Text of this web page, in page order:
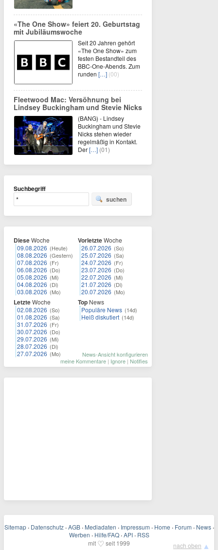
«The One Show» feiert 20. Geburtstag
mit Jubiläumswoche
Seit 20 Jahren gehört
«The One Show» zum
festen Bestandteil des
BBC-One-Abends. Zum
runden […] (00)
Fleetwood Mac: Versöhnung bei
Lindsey Buckingham und Stevie Nicks
(BANG) - Lindsey
Buckingham und Stevie
Nicks stehen wieder
regelmäßig in Kontakt.
Der[…] (01)
Suchbegriff
suchen
DieseWoche
09.08.2026 (Heute)
08.08.2026 (Gestern)
07.08.2026 (Fr)
06.08.2026 (Do)
05.08.2026 (Mi)
04.08.2026 (Di)
03.08.2026 (Mo)
LetzteWoche
02.08.2026 (So)
01.08.2026 (Sa)
31.07.2026 (Fr)
30.07.2026 (Do)
29.07.2026 (Mi)
28.07.2026 (Di)
27.07.2026 (Mo)
VorletzteWoche
26.07.2026 (So)
25.07.2026 (Sa)
24.07.2026 (Fr)
23.07.2026 (Do)
22.07.2026 (Mi)
21.07.2026 (Di)
20.07.2026 (Mo)
Top News
Populäre News (14d)
Heiß diskutiert (14d)
News-Ansicht konfigurieren
meine Kommentare | Ignore | Notifies
Sitemap · Datenschutz · AGB · Mediadaten · Impressum · Home · Forum · News ·
Werben · Hilfe/FAQ · API · RSS
mit ♡ seit 1999 nach oben ▲